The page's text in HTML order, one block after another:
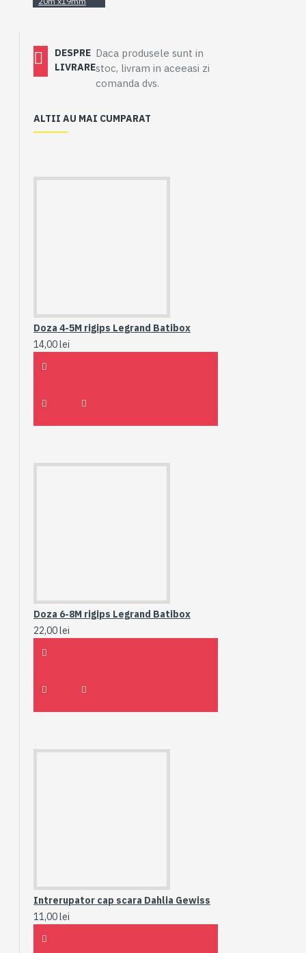
DESPRE
LIVRARE
Daca produsele sunt in
stoc, livram in aceeasi zi
comanda dvs.
ALTII AU MAI CUMPARAT
Doza 4-5M rigips Legrand Batibox
14,00 lei
Doza 6-8M rigips Legrand Batibox
22,00 lei
Intrerupator cap scara Dahlia Gewiss
11,00 lei